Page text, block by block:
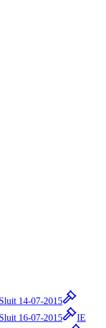
14-07-2015
16-07-2015
IE